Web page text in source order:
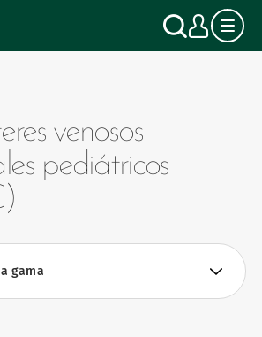
Buscar
Mi
venosos
pediátricos